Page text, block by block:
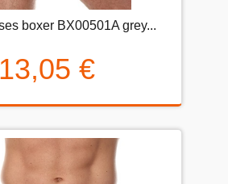
boxer BX00501A grey...
13,05 €